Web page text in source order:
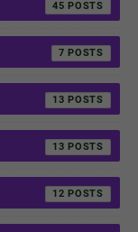
45
7
13
13
12